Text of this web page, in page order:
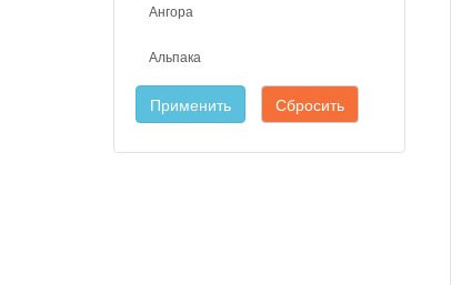
Ангора
Альпака
Применить Сбросить